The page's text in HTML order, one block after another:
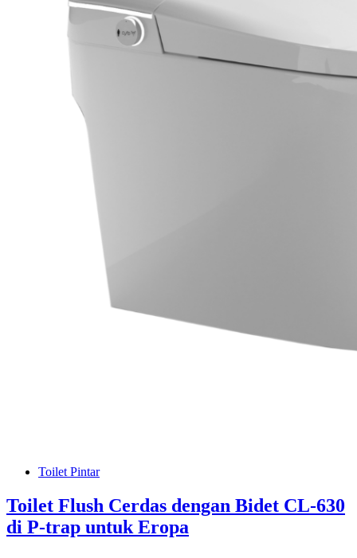
Toilet Pintar
Toilet Flush Cerdas dengan Bidet CL-630
di P-trap untuk Eropa